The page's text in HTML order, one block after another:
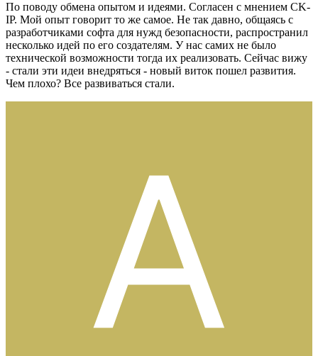
По поводу обмена опытом и идеями. Согласен с мнением CK-
IP. Мой опыт говорит то же самое. Не так давно, общаясь с
разработчиками софта для нужд безопасности, распространил
несколько идей по его создателям. У нас самих не было
технической возможности тогда их реализовать. Сейчас вижу
- стали эти идеи внедряться - новый виток пошел развития.
Чем плохо? Все развиваться стали.